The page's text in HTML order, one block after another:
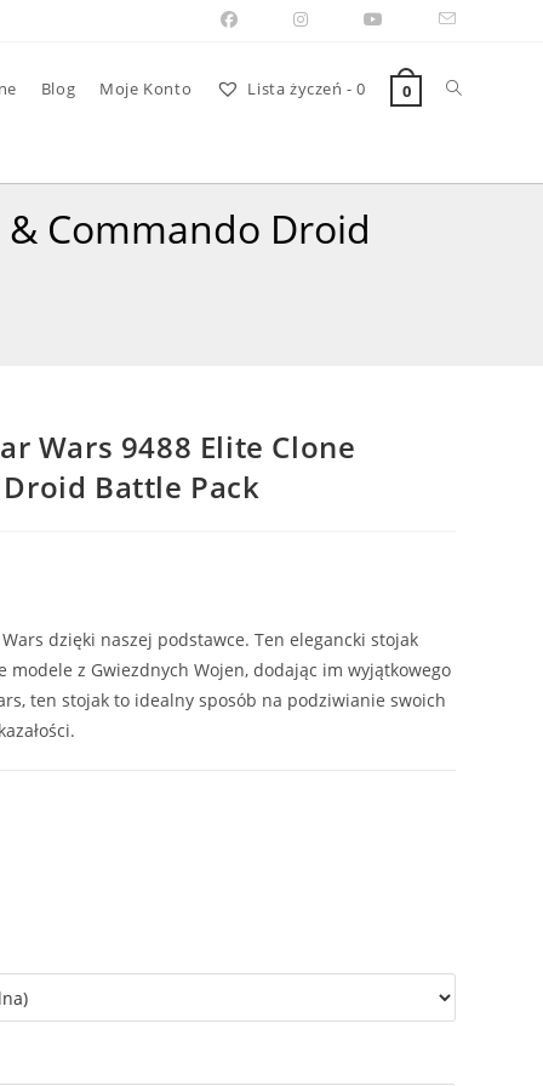
Blog Moje Konto Lista życzeń - 0 0 Toggle
website
& Commando Droid
Wars 9488 Elite Clone
Battle Pack
dzięki naszej podstawce. Ten elegancki stojak
z Gwiezdnych Wojen, dodając im wyjątkowego
ten stojak to idealny sposób na podziwianie swoich